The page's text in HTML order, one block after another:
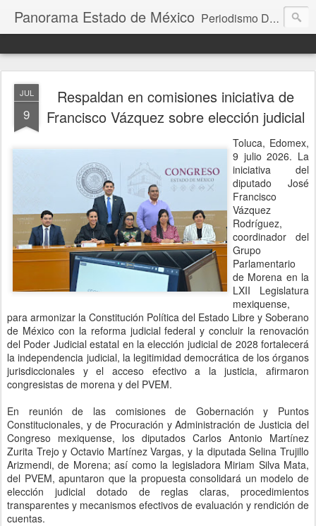
Panorama Estado de México Periodismo Digital
JUL
9
Respaldan en comisiones iniciativa de
Francisco Vázquez sobre elección judicial
Toluca, Edomex,
9 julio 2026. La
iniciativa del
diputado José
Francisco
Vázquez
Rodríguez,
coordinador del
Grupo
Parlamentario
de Morena en la
LXII Legislatura
mexiquense,
para armonizar la Constitución Política del Estado Libre y Soberano
de México con la reforma judicial federal y concluir la renovación
del Poder Judicial estatal en la elección judicial de 2028 fortalecerá
la independencia judicial, la legitimidad democrática de los órganos
jurisdiccionales y el acceso efectivo a la justicia, afirmaron
congresistas de morena y del PVEM.
En reunión de las comisiones de Gobernación y Puntos
Constitucionales, y de Procuración y Administración de Justicia del
Congreso mexiquense, los diputados Carlos Antonio Martínez
Zurita Trejo y Octavio Martínez Vargas, y la diputada Selina Trujillo
Arizmendi, de Morena; así como la legisladora Miriam Silva Mata,
del PVEM, apuntaron que la propuesta consolidará un modelo de
elección judicial dotado de reglas claras, procedimientos
transparentes y mecanismos efectivos de evaluación y rendición de
cuentas.